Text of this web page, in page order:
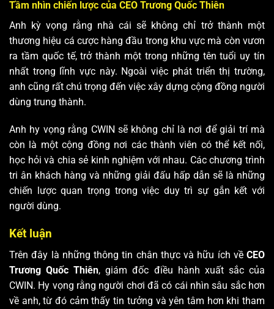
Tầm nhìn chiến lược của CEO Trương Quốc Thiên
Anh kỳ vọng rằng nhà cái sẽ không chỉ trở thành một
thương hiệu cá cược hàng đầu trong khu vực mà còn vươn
ra tầm quốc tế, trở thành một trong những tên tuổi uy tín
nhất trong lĩnh vực này. Ngoài việc phát triển thị trường,
anh cũng rất chú trọng đến việc xây dựng cộng đồng người
dùng trung thành.
Anh hy vọng rằng CWIN sẽ không chỉ là nơi để giải trí mà
còn là một cộng đồng nơi các thành viên có thể kết nối,
học hỏi và chia sẻ kinh nghiệm với nhau. Các chương trình
tri ân khách hàng và những giải đấu hấp dẫn sẽ là những
chiến lược quan trọng trong việc duy trì sự gắn kết với
người dùng.
Kết luận
Trên đây là những thông tin chân thực và hữu ích về CEO
Trương Quốc Thiên, giám đốc điều hành xuất sắc của
CWIN. Hy vọng rằng người chơi đã có cái nhìn sâu sắc hơn
về anh, từ đó cảm thấy tin tưởng và yên tâm hơn khi tham